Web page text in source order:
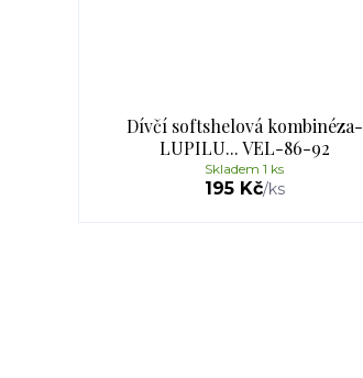
Dívčí softshelová kombinéza-
LUPILU... VEL-86-92
195 Kč/ks
Skladem 1 ks